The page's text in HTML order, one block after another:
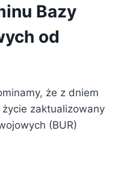
Bazy
od
że z dniem
zaktualizowany
(BUR)